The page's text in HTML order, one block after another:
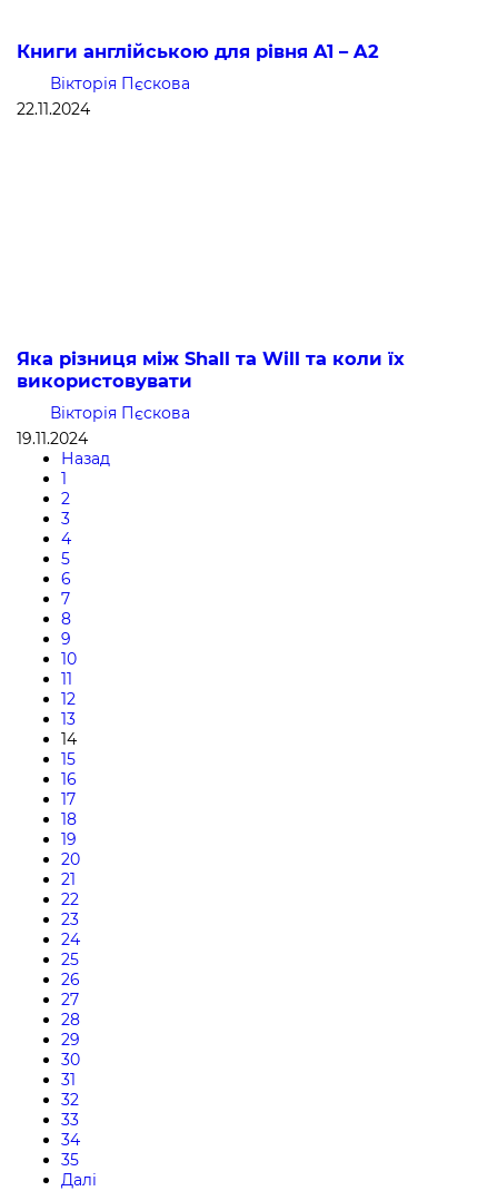
Книги англійською для рівня A1 – A2
Вікторія Пєскова
22.11.2024
Яка різниця між Shall та Will та коли їх
використовувати
Вікторія Пєскова
19.11.2024
Назад
1
2
3
4
5
6
7
8
9
10
11
12
13
14
15
16
17
18
19
20
21
22
23
24
25
26
27
28
29
30
31
32
33
34
35
Далі